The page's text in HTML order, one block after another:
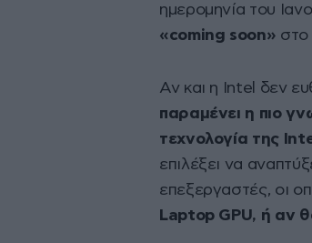
ημερομηνία του
«coming soon» στο
Αν και η Intel δεν
παραμένει η πιο
τεχνολογία της
επιλέξει να
επεξεργαστές, οι
Laptop GPU, ή αν